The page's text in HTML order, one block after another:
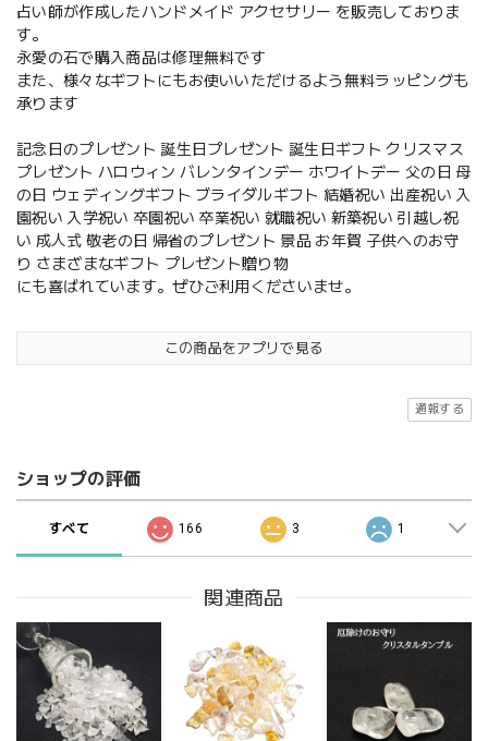
占い師が作成したハンドメイド アクセサリー を販売しておりま
す。
永愛の石で購入商品は修理無料です
また、様々なギフトにもお使いいただけるよう無料ラッピングも
承ります
記念日のプレゼント 誕生日プレゼント 誕生日ギフト クリスマス
プレゼント ハロウィン バレンタインデー ホワイトデー 父の日 母
の日 ウェディングギフト ブライダルギフト 結婚祝い 出産祝い 入
園祝い 入学祝い 卒園祝い 卒業祝い 就職祝い 新築祝い 引越し祝
い 成人式 敬老の日 帰省のプレゼント 景品 お年賀 子供へのお守
り さまざまなギフト プレゼント贈り物
にも喜ばれています。ぜひご利用くださいませ。
この商品をアプリで見る
通報する
ショップの評価
すべて 166 3 1
関連商品